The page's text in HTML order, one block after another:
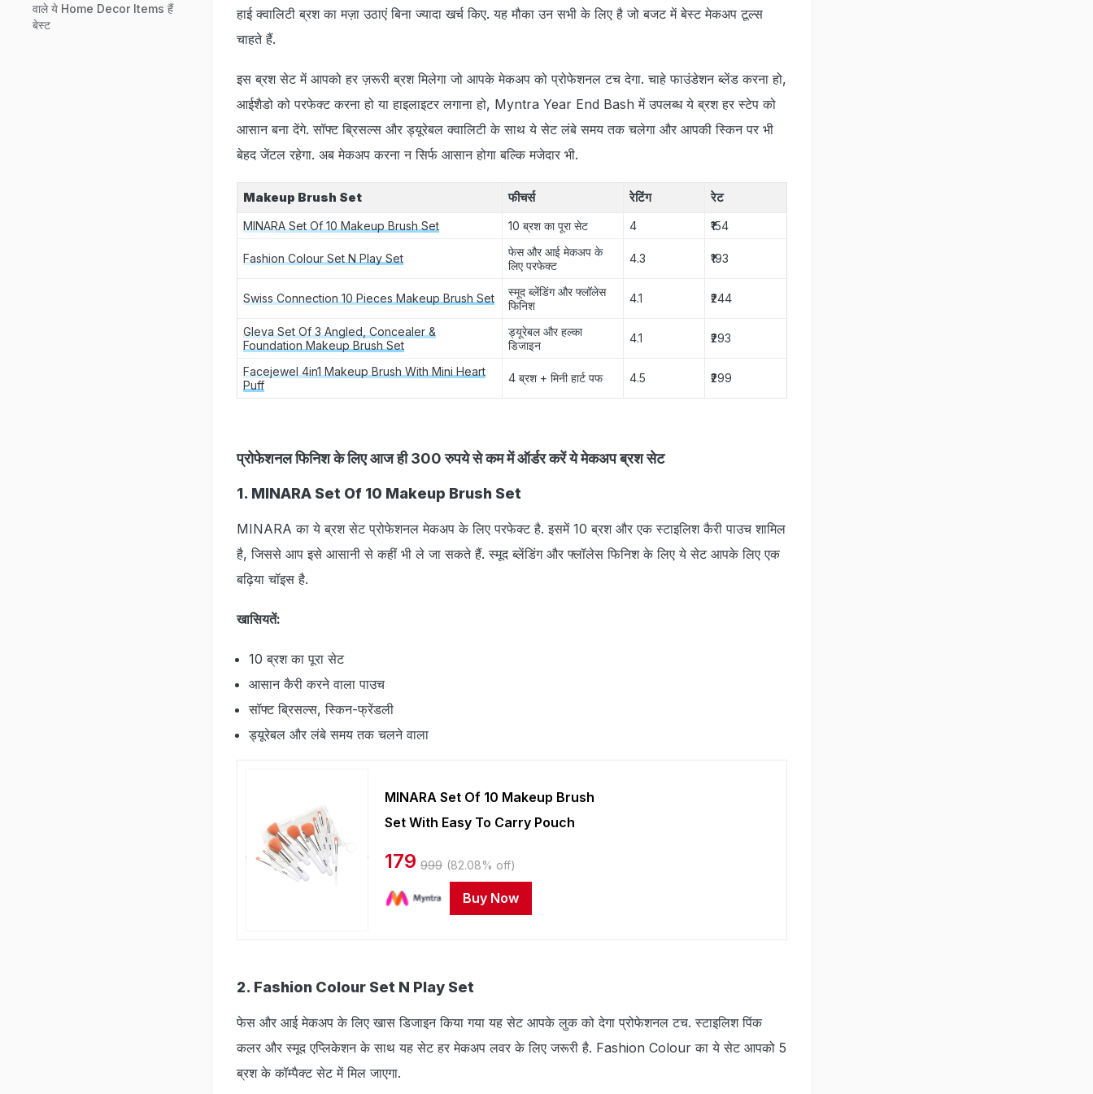
हाई क्वालिटी ब्रश का मज़ा उठाएं बिना ज्यादा खर्च किए. यह मौका उन सभी के लिए है जो बजट में बेस्ट मेकअप टूल्स
चाहते हैं.
इस ब्रश सेट में आपको हर ज़रूरी ब्रश मिलेगा जो आपके मेकअप को प्रोफेशनल टच देगा. चाहे फाउंडेशन ब्लेंड करना हो,
आईशैडो को परफेक्ट करना हो या हाइलाइटर लगाना हो, Myntra Year End Bash में उपलब्ध ये ब्रश हर स्टेप को
आसान बना देंगे. सॉफ्ट ब्रिसल्स और ड्यूरेबल क्वालिटी के साथ ये सेट लंबे समय तक चलेगा और आपकी स्किन पर भी
बेहद जेंटल रहेगा. अब मेकअप करना न सिर्फ आसान होगा बल्कि मजेदार भी.
Makeup Brush Set फीचर्स रेटिंग रेट
MINARA Set Of 10 Makeup Brush Set 10 ब्रश का पूरा सेट 4 ₹154
Fashion Colour Set N Play Set
फेस और आई मेकअप के
लिए परफेक्ट
4.3 ₹193
Swiss Connection 10 Pieces Makeup Brush Set
स्मूद ब्लेंडिंग और फ्लॉलेस
फिनिश
4.1 ₹244
Gleva Set Of 3 Angled, Concealer &
Foundation Makeup Brush Set
ड्यूरेबल और हल्का
डिजाइन
4.1 ₹293
Facejewel 4in1 Makeup Brush With Mini Heart
Puff
4 ब्रश + मिनी हार्ट पफ 4.5 ₹299
प्रोफेशनल फिनिश के लिए आज ही 300 रुपये से कम में ऑर्डर करें ये मेकअप ब्रश सेट
1. MINARA Set Of 10 Makeup Brush Set
MINARA का ये ब्रश सेट प्रोफेशनल मेकअप के लिए परफेक्ट है. इसमें 10 ब्रश और एक स्टाइलिश कैरी पाउच शामिल
है, जिससे आप इसे आसानी से कहीं भी ले जा सकते हैं. स्मूद ब्लेंडिंग और फ्लॉलेस फिनिश के लिए ये सेट आपके लिए एक
बढ़िया चॉइस है.
खासियतें:
10 ब्रश का पूरा सेट
आसान कैरी करने वाला पाउच
सॉफ्ट ब्रिसल्स, स्किन-फ्रेंडली
ड्यूरेबल और लंबे समय तक चलने वाला
MINARA Set Of 10 Makeup Brush
Set With Easy To Carry Pouch
179 999 (82.08% off)
Buy Now
2. Fashion Colour Set N Play Set
फेस और आई मेकअप के लिए खास डिजाइन किया गया यह सेट आपके लुक को देगा प्रोफेशनल टच. स्टाइलिश पिंक
कलर और स्मूद एप्लिकेशन के साथ यह सेट हर मेकअप लवर के लिए जरूरी है. Fashion Colour का ये सेट आपको 5
ब्रश के कॉम्पैक्ट सेट में मिल जाएगा.
वाले ये Home Decor Items हैं
बेस्ट